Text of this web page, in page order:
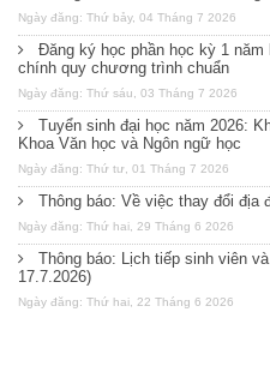
Ngày đăng: Thứ bảy, 04 Tháng 7 2026
Đăng ký học phần học kỳ 1 năm
chính quy chương trình chuẩn
Ngày đăng: Thứ sáu, 03 Tháng 7 2026
Tuyển sinh đại học năm 2026:
Khoa Văn học và Ngôn ngữ học
Ngày đăng: Thứ tư, 01 Tháng 7 2026
Thông báo: Về việc thay đổi địa
Ngày đăng: Thứ hai, 29 Tháng 6 2026
Thông báo: Lịch tiếp sinh viên
17.7.2026)
Ngày đăng: Thứ hai, 22 Tháng 6 2026